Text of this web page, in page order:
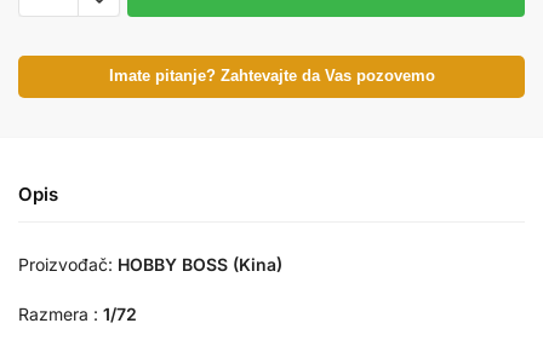
Imate pitanje? Zahtevajte da Vas pozovemo
Opis
Proizvođač: HOBBY BOSS (Kina)
Razmera : 1/72